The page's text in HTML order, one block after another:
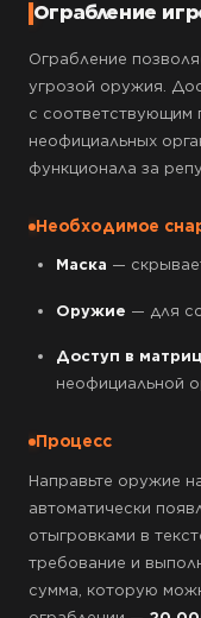
Ограбление
Ограбление
угрозой оружия.
с соответствующим
неофициальных
функционала за
Необходимое
Маска —
Оружие — для
Доступ в
неофициальной
Процесс
Направьте оружие
автоматически
отыгровками в
требование и
сумма, которую